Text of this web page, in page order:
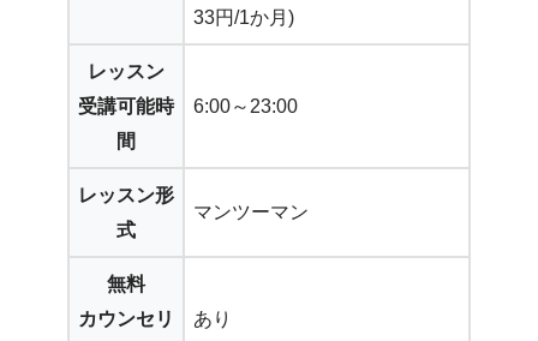
33円/1か月)
レッスン
受講可能時
間
6:00～23:00
レッスン形
式
マンツーマン
無料
カウンセリ
あり